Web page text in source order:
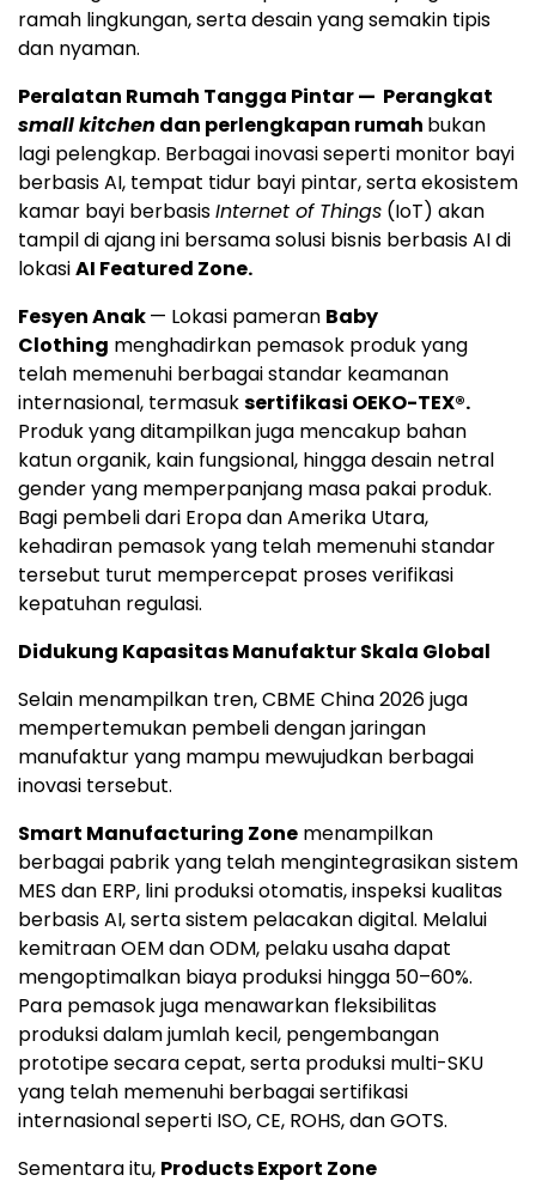
ramah lingkungan, serta desain yang semakin tipis
dan nyaman.
Peralatan Rumah Tangga Pintar — Perangkat
small kitchen dan perlengkapan rumah bukan
lagi pelengkap. Berbagai inovasi seperti monitor bayi
berbasis AI, tempat tidur bayi pintar, serta ekosistem
kamar bayi berbasisInternet of Things (IoT) akan
tampil di ajang ini bersama solusi bisnis berbasis AI di
lokasiAI Featured Zone.
Fesyen Anak— Lokasi pameran Baby
Clothing menghadirkan pemasok produk yang
telah memenuhi berbagai standar keamanan
internasional, termasuksertifikasi OEKO-TEX®.
Produk yang ditampilkan juga mencakup bahan
katun organik, kain fungsional, hingga desain netral
gender yang memperpanjang masa pakai produk.
Bagi pembeli dari Eropa dan Amerika Utara,
kehadiran pemasok yang telah memenuhi standar
tersebut turut mempercepat proses verifikasi
kepatuhan regulasi.
Didukung Kapasitas Manufaktur Skala Global
Selain menampilkan tren, CBME China 2026 juga
mempertemukan pembeli dengan jaringan
manufaktur yang mampu mewujudkan berbagai
inovasi tersebut.
Smart Manufacturing Zone menampilkan
berbagai pabrik yang telah mengintegrasikan sistem
MES dan ERP, lini produksi otomatis, inspeksi kualitas
berbasis AI, serta sistem pelacakan digital. Melalui
kemitraan OEM dan ODM, pelaku usaha dapat
mengoptimalkan biaya produksi hingga 50–60%.
Para pemasok juga menawarkan fleksibilitas
produksi dalam jumlah kecil, pengembangan
prototipe secara cepat, serta produksi multi-SKU
yang telah memenuhi berbagai sertifikasi
internasional seperti ISO, CE, ROHS, dan GOTS.
Sementara itu, Products Export Zone